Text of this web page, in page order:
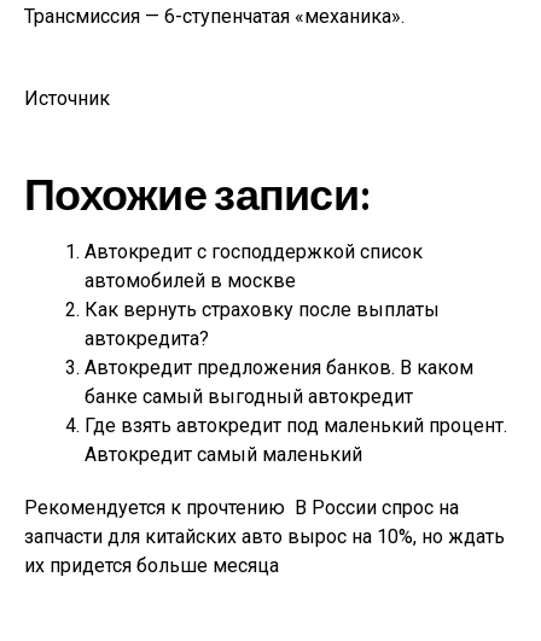
Трансмиссия — 6-ступенчатая «механика».
Источник
Похожие записи:
Автокредит с господдержкой список
автомобилей в москве
Как вернуть страховку после выплаты
автокредита?
Автокредит предложения банков. В каком
банке самый выгодный автокредит
Где взять автокредит под маленький процент.
Автокредит самый маленький
Рекомендуется к прочтению В России спрос на
запчасти для китайских авто вырос на 10%, но ждать
их придется больше месяца